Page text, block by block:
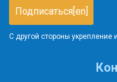
С другой стороны укрепление